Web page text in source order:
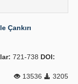
Çankırı
721-738 DOI:
13536
3205